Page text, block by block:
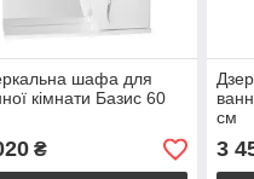
шафа для
кімнати Базис 60
₴
см
3